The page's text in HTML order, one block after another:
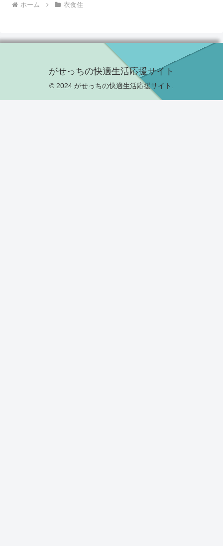
ホーム 衣食住
がせっちの快適生活応援サイト
© 2024 がせっちの快適生活応援サイト.